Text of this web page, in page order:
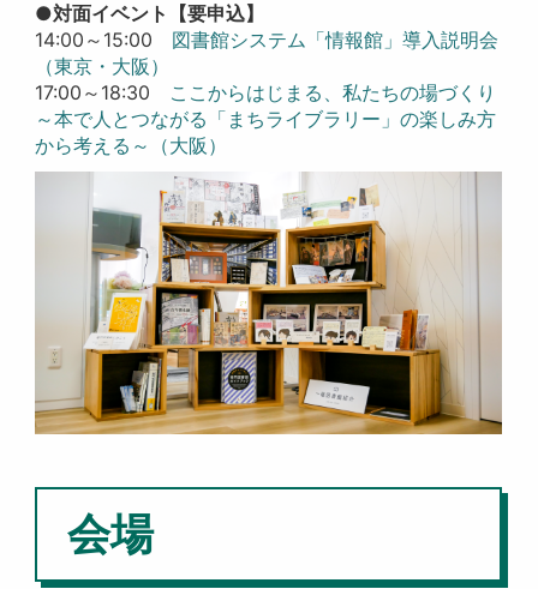
●対面イベント【要申込】
14:00～15:00 図書館システム「情報館」導入説明会
（東京・大阪）
17:00～18:30 ここからはじまる、私たちの場づくり
～本で人とつながる「まちライブラリー」の楽しみ方
から考える～（大阪）
会場